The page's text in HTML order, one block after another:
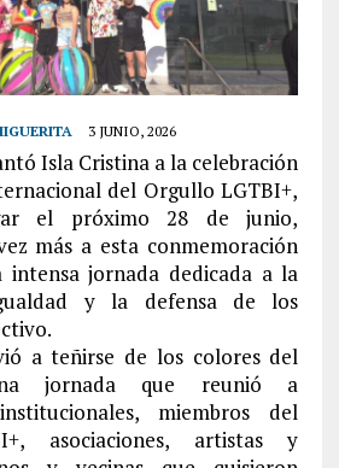
3 JUNIO, 2026
Isla Cristina a la celebración
del Orgullo LGTBI+,
el próximo 28 de junio,
más a esta conmemoración
intensa jornada dedicada a la
y la defensa de los
a teñirse de los colores del
jornada que reunió a
miembros del
asociaciones, artistas y